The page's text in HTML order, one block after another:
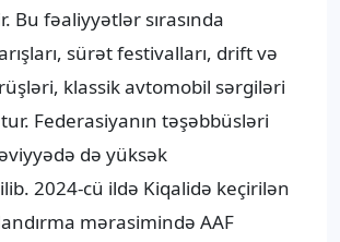
Bu fəaliyyətlər sırasında
sürət festivalları, drift və
klassik avtomobil sərgiləri
Federasiyanın təşəbbüsləri
də yüksək
2024-cü ildə Kiqalidə keçirilən
mərasimində AAF